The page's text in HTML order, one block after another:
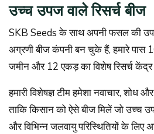
उच्च उपज वाले रिसर्च बीज
SKB Seeds के साथ अपनी फसल की
अग्रणी बीज कंपनी बन चुके हैं, हमारे
जमीन और 12 एकड़ का विशेष रिसर्च केंद्र
हमारी विशेषज्ञ टीम हमेशा नवाचार, शोध
ताकि किसान को ऐसे बीज मिलें जो उच्च
और विभिन्न जलवायु परिस्थितियों के लिए